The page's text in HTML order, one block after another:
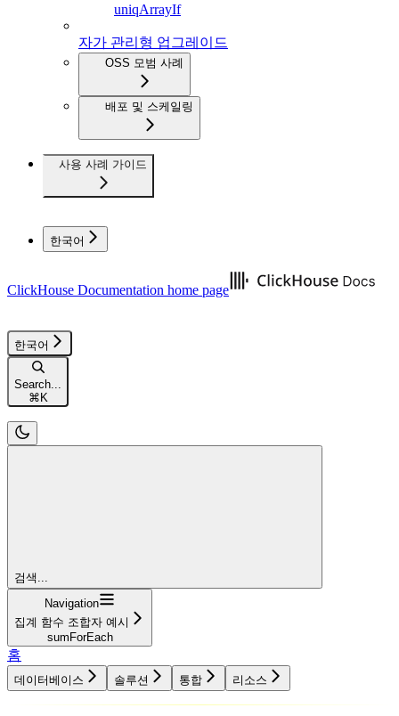
uniqArrayIf
자가 관리형 업그레이드
OSS 모범 사례
배포 및 스케일링
사용 사례 가이드
한국어
ClickHouse Documentation home page
한국어
Search...
⌘ K
검색...
Navigation
집계 함수 조합자 예시
sumForEach
홈
데이터베이스 솔루션 통합 리소스